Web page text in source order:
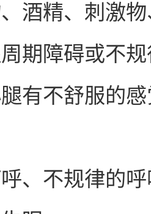
酒精、刺激
期障碍或不
有不舒服的
、不规律的